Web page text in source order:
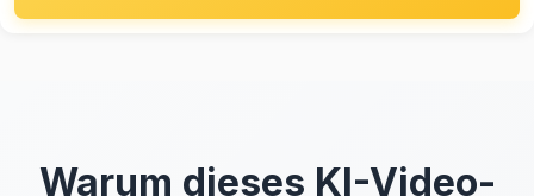
Warum dieses KI-Video-